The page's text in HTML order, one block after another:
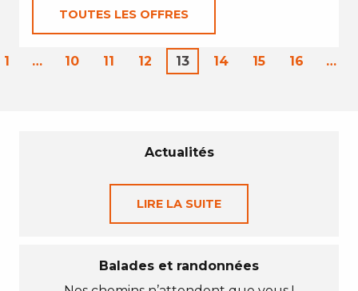
TOUTES LES OFFRES
1 … 10 11 12 13 14 15 16 …
Actualités
LIRE LA SUITE
Balades et randonnées